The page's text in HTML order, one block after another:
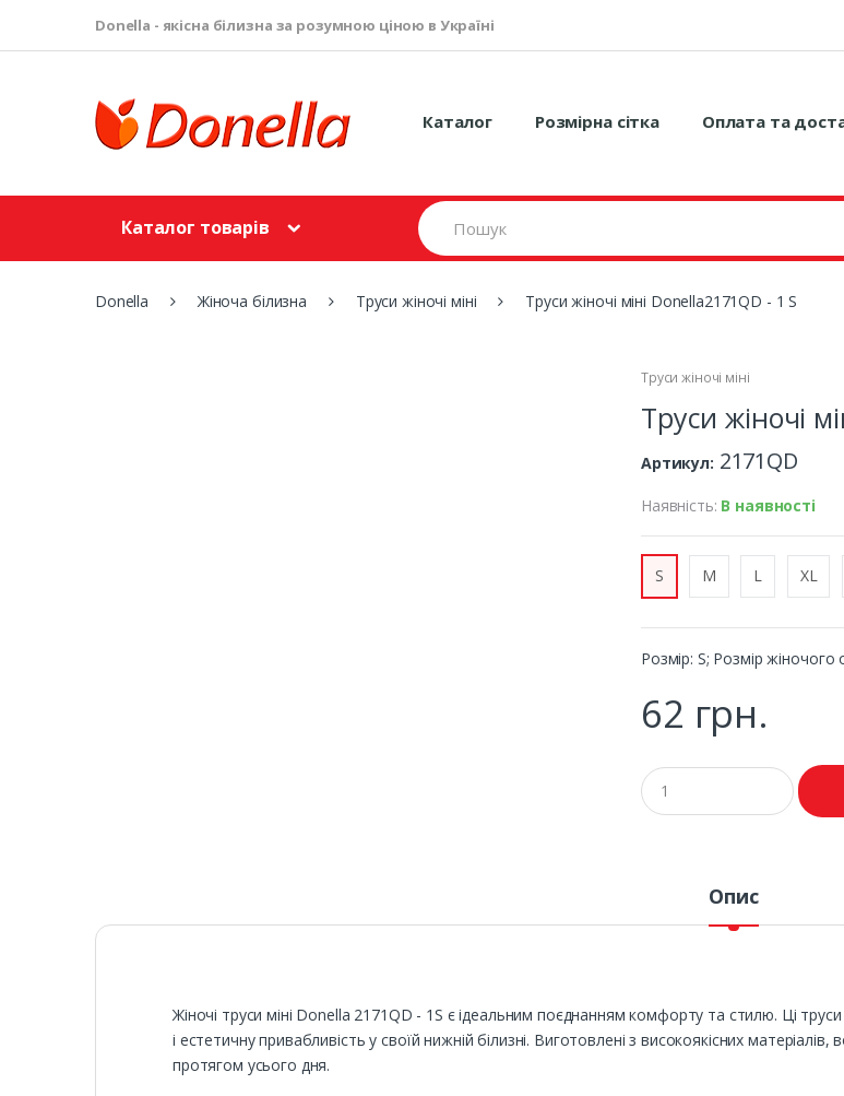
Donella - якісна білизна за розумною ціною в Україні
Каталог Розмірна сітка Оплата та
Каталог товарів
S
e
a
r
h
Donella Жіноча білизна Труси жіночі міні Труси жіночі міні Donella2171QD - 1 S
Труси жіночі міні
Труси жіночі
Артикул: 2171QD
Наявність: В наявності
S M L XL
Розмір: S; Розмір жіночого
62 грн.
Опис
Жіночі труси міні Donella 2171QD - 1S є ідеальним поєднанням комфорту та стилю. Ці
і естетичну привабливість у своїй нижній білизні. Виготовлені з високоякісних
протягом усього дня.